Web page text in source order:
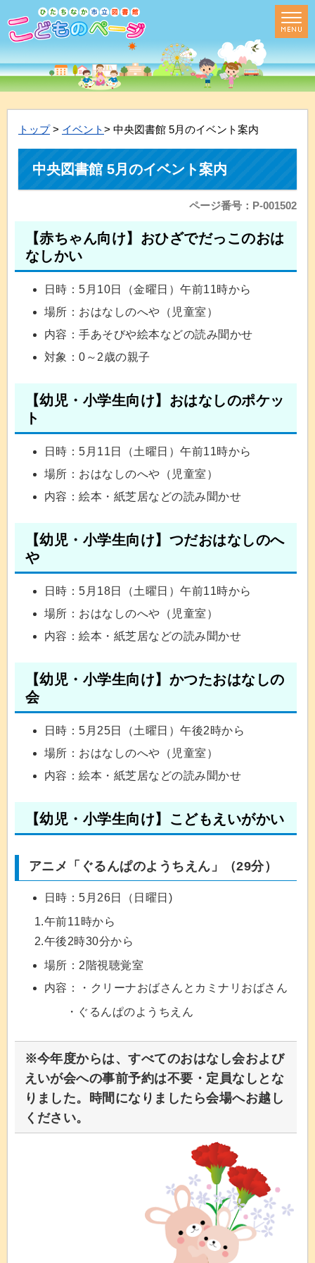
トップ> イベント> 中央図書館 5月のイベント案内
中央図書館 5月のイベント案内
ページ番号：P-001502
【赤ちゃん向け】おひざでだっこのおは
なしかい
日時：5月10日（金曜日）午前11時から
場所：おはなしのへや（児童室）
内容：手あそびや絵本などの読み聞かせ
対象：0～2歳の親子
【幼児・小学生向け】おはなしのポケッ
ト
日時：5月11日（土曜日）午前11時から
場所：おはなしのへや（児童室）
内容：絵本・紙芝居などの読み聞かせ
【幼児・小学生向け】つだおはなしのへ
や
日時：5月18日（土曜日）午前11時から
場所：おはなしのへや（児童室）
内容：絵本・紙芝居などの読み聞かせ
【幼児・小学生向け】かつたおはなしの
会
日時：5月25日（土曜日）午後2時から
場所：おはなしのへや（児童室）
内容：絵本・紙芝居などの読み聞かせ
【幼児・小学生向け】こどもえいがかい
アニメ「ぐるんぱのようちえん」（29分）
日時：5月26日（日曜日)
1.午前11時から
2.午後2時30分から
場所：2階視聴覚室
内容：・クリーナおばさんとカミナリおばさん
・ぐるんぱのようちえん
※今年度からは、すべてのおはなし会および
えいが会への事前予約は不要・定員なしとな
りました。時間になりましたら会場へお越し
ください。